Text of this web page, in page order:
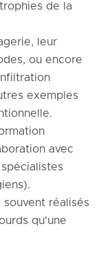
de la
leur
ou encore
exemples
avec
réalisés
qu'une